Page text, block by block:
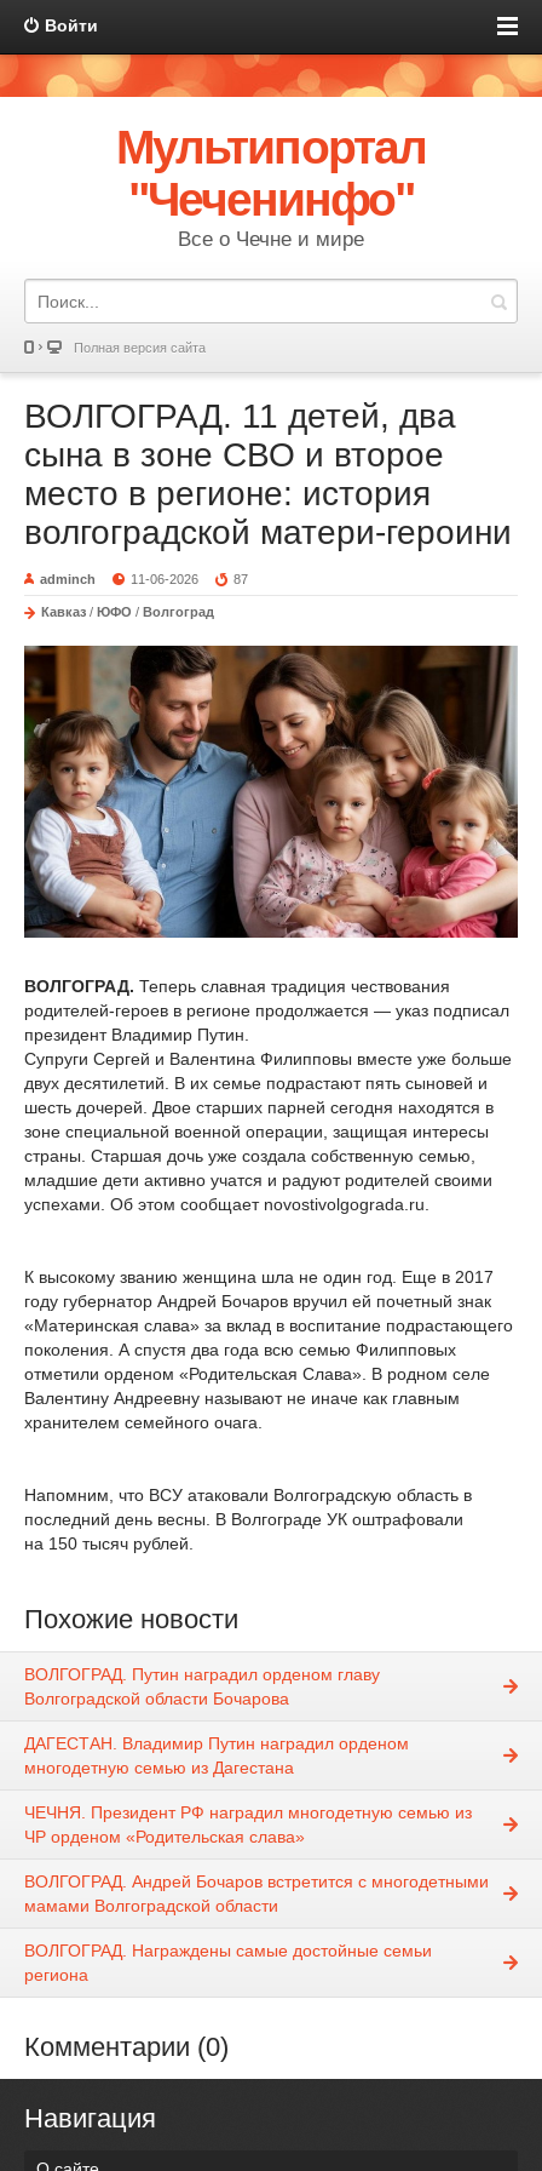
Войти
Мультипортал
"Чеченинфо"
Все о Чечне и мире
Полная версия сайта
ВОЛГОГРАД. 11 детей, два
сына в зоне СВО и второе
место в регионе: история
волгоградской матери-героини
adminch 11-06-2026 87
Кавказ / ЮФО / Волгоград
ВОЛГОГРАД. Теперь славная традиция чествования
родителей-героев в регионе продолжается — указ подписал
президент Владимир Путин.
Супруги Сергей и Валентина Филипповы вместе уже больше
двух десятилетий. В их семье подрастают пять сыновей и
шесть дочерей. Двое старших парней сегодня находятся в
зоне специальной военной операции, защищая интересы
страны. Старшая дочь уже создала собственную семью,
младшие дети активно учатся и радуют родителей своими
успехами. Об этом сообщает novostivolgograda.ru.
К высокому званию женщина шла не один год. Еще в 2017
году губернатор Андрей Бочаров вручил ей почетный знак
«Материнская слава» за вклад в воспитание подрастающего
поколения. А спустя два года всю семью Филипповых
отметили орденом «Родительская Слава». В родном селе
Валентину Андреевну называют не иначе как главным
хранителем семейного очага.
Напомним, что ВСУ атаковали Волгоградскую область в
последний день весны. В Волгограде УК оштрафовали
на 150 тысяч рублей.
Похожие новости
ВОЛГОГРАД. Путин наградил орденом главу
Волгоградской области Бочарова
ДАГЕСТАН. Владимир Путин наградил орденом
многодетную семью из Дагестана
ЧЕЧНЯ. Президент РФ наградил многодетную семью из
ЧР орденом «Родительская слава»
ВОЛГОГРАД. Андрей Бочаров встретится с многодетными
мамами Волгоградской области
ВОЛГОГРАД. Награждены самые достойные семьи
региона
Комментарии (0)
Навигация